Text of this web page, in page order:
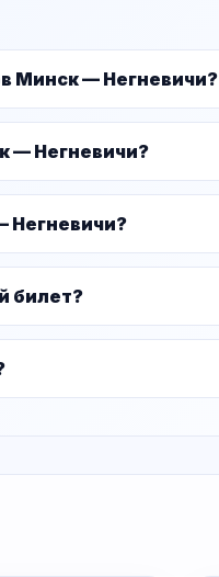
Минск — Негневичи?
— Негневичи?
Негневичи?
билет?